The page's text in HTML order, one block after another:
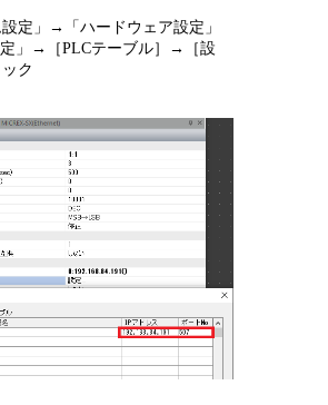
設定」→「ハードウェア設定」
」→［PLCテーブル］→［設
ク